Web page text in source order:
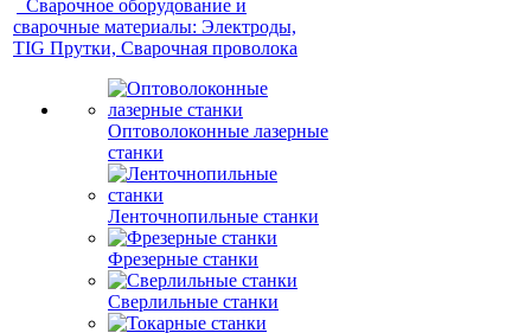
Сварочное оборудование и
сварочные материалы: Электроды,
TIG Прутки, Сварочная проволока
Оптоволоконные лазерные
станки
Ленточнопильные станки
Фрезерные станки
Сверлильные станки